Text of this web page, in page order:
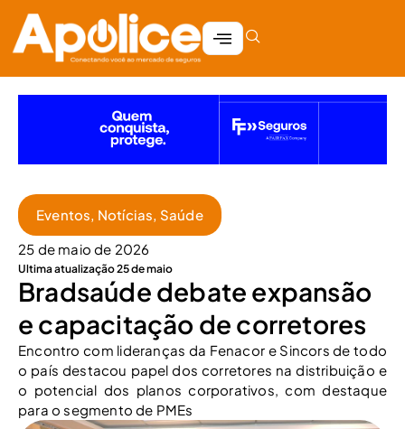
Eventos, Notícias, Saúde
25 de maio de 2026
Ultima atualização 25 de maio
Bradsaúde debate expansão
e capacitação de corretores
Encontro com lideranças da Fenacor e Sincors de todo
o país destacou papel dos corretores na distribuição e
o potencial dos planos corporativos, com destaque
para o segmento de PMEs